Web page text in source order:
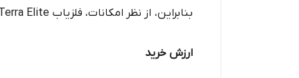
بنابراین، از نظر امکانات، فلزیاب X-Terra Elite کامل‌تر است.
ارزش خرید